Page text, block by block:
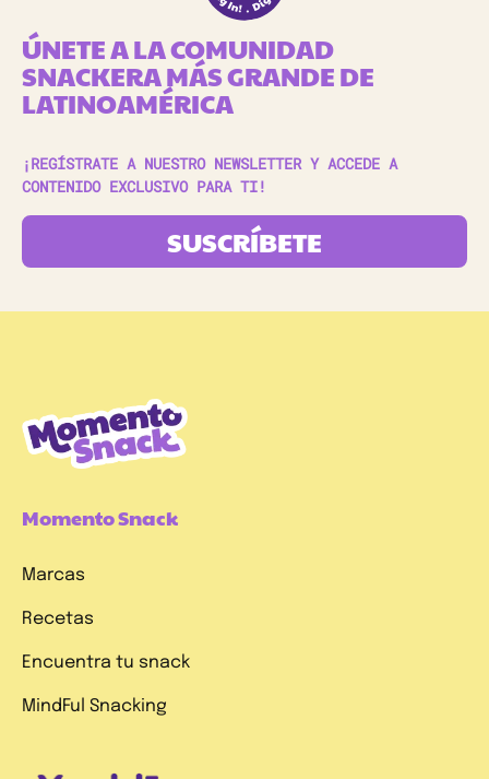
ÚNETE A LA COMUNIDAD
SNACKERA MÁS GRANDE DE
LATINOAMÉRICA
¡REGÍSTRATE A NUESTRO NEWSLETTER Y ACCEDE A
CONTENIDO EXCLUSIVO PARA TI!
SUSCRÍBETE
Momento Snack
Marcas
Recetas
Encuentra tu snack
MindFul Snacking